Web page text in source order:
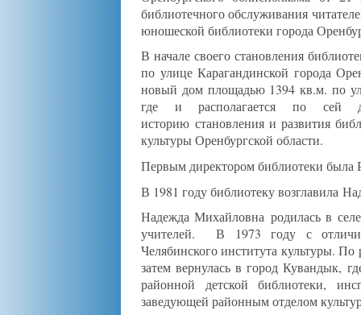
библиотечного обслуживания
юношеской библиотеки города
В начале своего становления
по улице Карагандинской города
новый дом площадью 1394 кв.м. по
где и располагается по сей
историю становления и развития
культуры Оренбургской области.
Первым директором библиотеки была
В 1981 году библиотеку возглавила
Надежда Михайловна родилась в
учителей. В 1973 году с
Челябинского института культуры.
затем вернулась в город Кувандык,
районной детской библиотеки,
заведующей районным отделом